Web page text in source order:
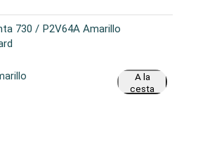
730 / P2V64A Amarillo
A la
cesta